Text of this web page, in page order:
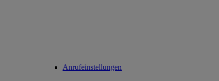
Anrufeinstellungen